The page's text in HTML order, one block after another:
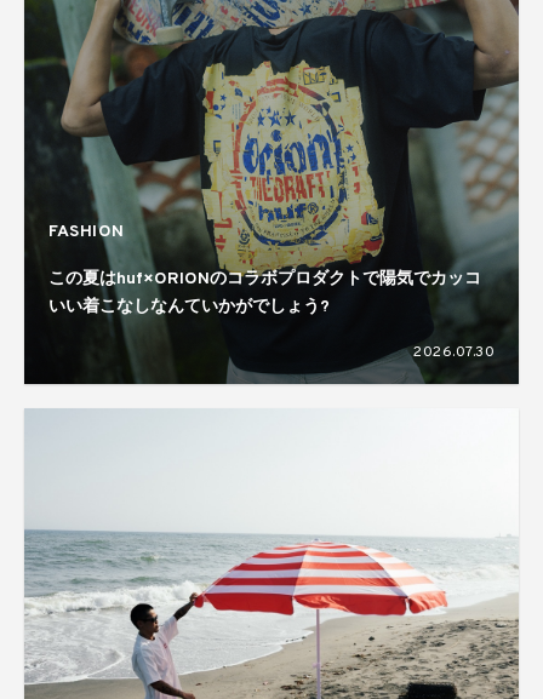
FASHION
この夏はhuf×ORIONのコラボプロダクトで陽気でカッコ
いい着こなしなんていかがでしょう?
2026.07.30